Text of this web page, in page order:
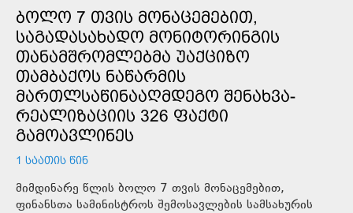
ᲑᲝᲚᲝ 7 ᲗᲕᲘᲡ ᲛᲝᲜᲐᲪᲔᲛᲔᲑᲘᲗ,
ᲡᲐᲒᲐᲓᲐᲡᲐᲮᲐᲓᲝ ᲛᲝᲜᲘᲢᲝᲠᲘᲜᲒᲘᲡ
ᲗᲐᲜᲐᲛᲨᲠᲝᲛᲚᲔᲑᲛᲐ ᲣᲐᲥᲪᲘᲖᲝ
ᲗᲐᲛᲑᲐᲥᲝᲡ ᲜᲐᲬᲐᲠᲛᲘᲡ
ᲛᲐᲠᲗᲚᲡᲐᲬᲘᲜᲐᲐᲦᲛᲓᲔᲒᲝ ᲨᲔᲜᲐᲮᲕᲐ-
ᲠᲔᲐᲚᲘᲖᲐᲪᲘᲘᲡ 326 ᲤᲐᲥᲢᲘ
ᲒᲐᲛᲝᲐᲕᲚᲘᲜᲔᲡ
1 ᲡᲐᲐᲗᲘᲡ ᲬᲘᲜ
მიმდინარე წლის ბოლო 7 თვის მონაცემებით,
ფინანსთა სამინისტროს შემოსავლების სამსახურის